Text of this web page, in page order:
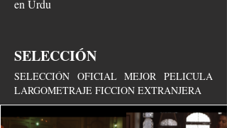
en Urdu
SELECCIÓN
SELECCIÓN OFICIAL MEJOR PELICULA
LARGOMETRAJE FICCION EXTRANJERA